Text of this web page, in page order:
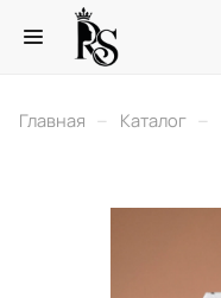
Главная – Каталог –